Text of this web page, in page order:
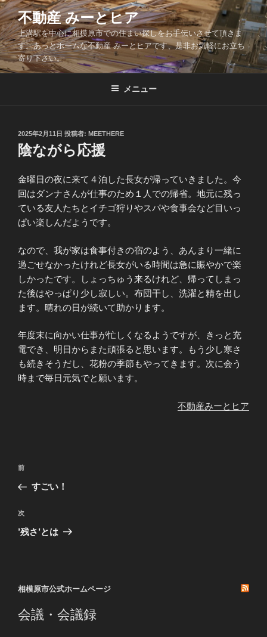
コ
ン
テ
ン
ツ
不動産 みーとヒア
上溝駅を中心に相模原市での住まい探しをお手伝いさせて頂きま
す。あっとホームな不動産 みーとヒアです、是非お気軽にお立ち
寄り下さい。
メニュー
投
稿
日:
2025年2月11日 投稿者: MEETHERE
陰ながら応援
金曜日の夜に来て４泊した長女が帰っていきました。今
回はダンナさんが仕事のため１人での帰省。地元に残っ
ている友人たちとイチゴ狩りやスパや食事会など目いっ
ぱい楽しんだようです。
なので、我が家は食事付きの宿のよう、あんまり一緒に
過ごせなかったけれど長女がいる時間は急に賑やかで楽
しかったです。しょっちゅう来るけれど、帰ってしまっ
た後はやっぱり少し寂しい。布団干し、洗濯と精を出し
ます。晴れの日が続いて助かります。
年度末に向かい仕事が忙しくなるようですが、きっと充
電でき、明日からまた頑張ると思います。もう少し寒さ
も続きそうだし、花粉の季節もやってきます。次に会う
時まで毎日元気でと願います。
不動産みーとヒア
投
ナ
ビ
ゲ
ン
前
の
稿
前
すごい！
次
の
次
’残さ’とは
相模原市公式ホームページ
会議・会議録